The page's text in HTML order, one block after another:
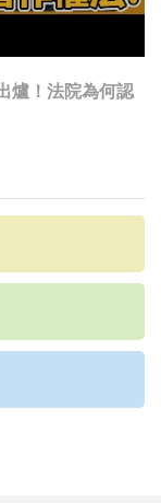
爐！法院為何認